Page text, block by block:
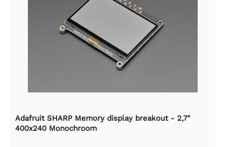
Adafruit SHARP Memory display breakout - 2,7"
400x240 Monochroom